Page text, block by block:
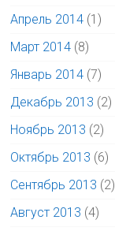
Апрель 2014 (1)
Март 2014 (8)
Январь 2014 (7)
Декабрь 2013 (2)
Ноябрь 2013 (2)
Октябрь 2013 (6)
Сентябрь 2013 (2)
Август 2013 (4)